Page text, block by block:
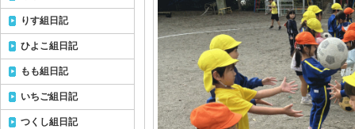
りす組日記
ひよこ組日記
もも組日記
いちご組日記
つくし組日記